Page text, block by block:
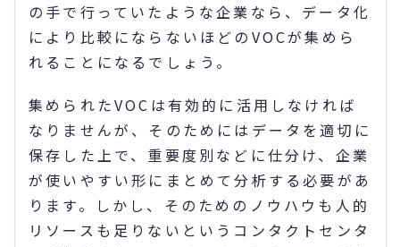
の手で行っていたような企業なら、データ化
により比較にならないほどのVOCが集めら
れることになるでしょう。
集められたVOCは有効的に活用しなければ
なりませんが、そのためにはデータを適切に
保存した上で、重要度別などに仕分け、企業
が使いやすい形にまとめて分析する必要があ
ります。しかし、そのためのノウハウも人的
リソースも足りないというコンタクトセンタ